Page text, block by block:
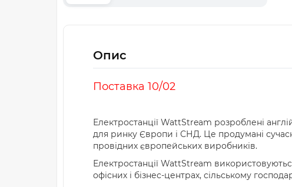
Опис
Поставка 10/02
Електростанції WattStream розроблені
для ринку Європи і СНД. Це продумані
провідних європейських виробників.
Електростанції WattStream
офісних і бізнес-центрах, сільському